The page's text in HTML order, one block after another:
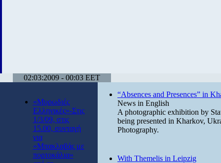
02:03:2009 - 00:03 EET
«Μυρωδιές
Ελληνικές»-Στις
1/3/09, στις
15.00, συνταγή
για
«Μπακλαβάς με
πορτοκάλια»
“Absences and Presences” in
News in English
A photographic exhibition by
being presented in Kharkov,
Photography.
With Themelis in Leipzig